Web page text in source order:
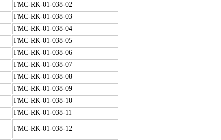
ГМС-RK-01-038-02
ГМС-RK-01-038-03
ГМС-RK-01-038-04
ГМС-RK-01-038-05
ГМС-RK-01-038-06
ГМС-RK-01-038-07
ГМС-RK-01-038-08
ГМС-RK-01-038-09
ГМС-RK-01-038-10
ГМС-RK-01-038-11
ГМС-RK-01-038-12